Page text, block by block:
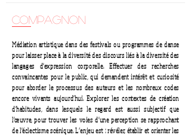
compagnon
Médiation artistique dans des festivals ou programmes de danse
pour laisser place à la diversité des discours liés à la diversité des
langages d'expression corporelle. Effectuer des recherches
convaincantes pour le public, qui demandent intérêt et curiosité
pour aborder le processus des auteurs et les nombreux codes
encore vivants aujourd'hui. Explorer les contextes de création
d'habitudes, dans lesquels le regard est aussi subjectif que
l'œuvre, pour trouver les voies d'une perception se rapprochant
de l'éclectisme scénique. L’enjeu est : révéler, établir et orienter les